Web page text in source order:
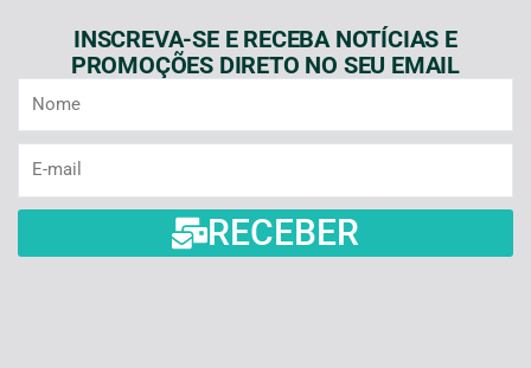
INSCREVA-SE E RECEBA NOTÍCIAS E
PROMOÇÕES DIRETO NO SEU EMAIL
RECEBER